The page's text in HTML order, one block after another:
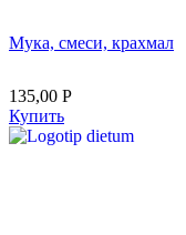
Мука, смеси, крахмал
135,00 Р
Купить